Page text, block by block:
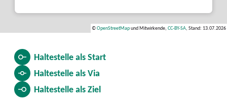
©OpenStreetMapund Mitwirkende, CC-BY-SA, Stand: 13.07.2026
Haltestelle alsStart
Haltestelle alsVia
Haltestelle alsZiel